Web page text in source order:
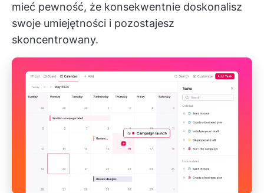
mieć pewność, że konsekwentnie doskonalisz
swoje umiejętności i pozostajesz
skoncentrowany.